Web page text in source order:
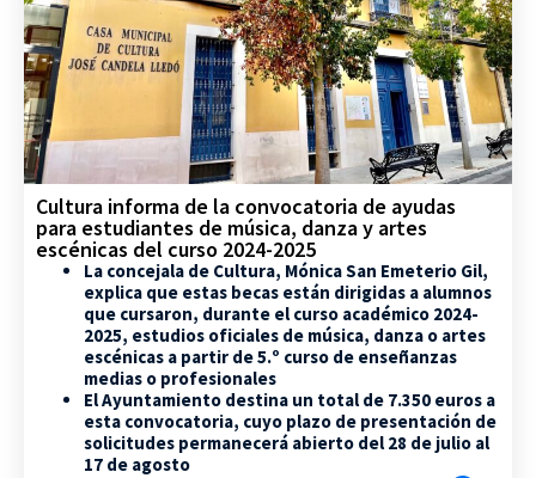
Cultura informa de la convocatoria de ayudas
para estudiantes de música, danza y artes
escénicas del curso 2024-2025
La concejala de Cultura, Mónica San Emeterio Gil,
explica que estas becas están dirigidas a alumnos
que cursaron, durante el curso académico 2024-
2025, estudios oficiales de música, danza o artes
escénicas a partir de 5.º curso de enseñanzas
medias o profesionales
El Ayuntamiento destina un total de 7.350 euros a
esta convocatoria, cuyo plazo de presentación de
solicitudes permanecerá abierto del 28 de julio al
17 de agosto